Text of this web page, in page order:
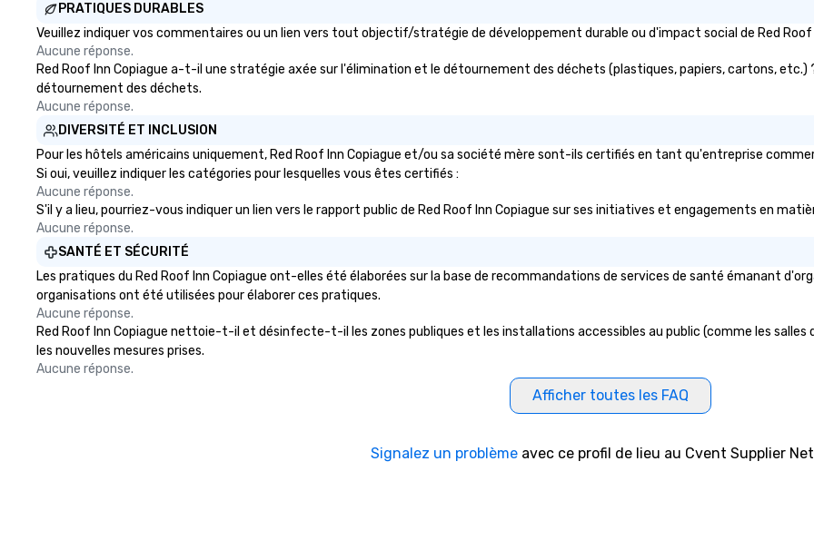
PRATIQUES DURABLES
Veuillez indiquer vos commentaires ou un lien vers tout objectif/stratégie de développement durable ou d'impact social de Red
Aucune réponse.
Red Roof Inn Copiague a-t-il une stratégie axée sur l'élimination et le détournement des déchets (plastiques, papiers, cartons,
détournement des déchets.
Aucune réponse.
DIVERSITÉ ET INCLUSION
Pour les hôtels américains uniquement, Red Roof Inn Copiague et/ou sa société mère sont-ils certifiés en tant qu'entreprise
Si oui, veuillez indiquer les catégories pour lesquelles vous êtes certifiés :
Aucune réponse.
S'il y a lieu, pourriez-vous indiquer un lien vers le rapport public de Red Roof Inn Copiague sur ses initiatives et engagements en
Aucune réponse.
SANTÉ ET SÉCURITÉ
Les pratiques du Red Roof Inn Copiague ont-elles été élaborées sur la base de recommandations de services de santé émanant
organisations ont été utilisées pour élaborer ces pratiques.
Aucune réponse.
Red Roof Inn Copiague nettoie-t-il et désinfecte-t-il les zones publiques et les installations accessibles au public (comme les salles
les nouvelles mesures prises.
Aucune réponse.
Afficher toutes les FAQ
Signalez un problème avec ce profil de lieu au Cvent Supplier